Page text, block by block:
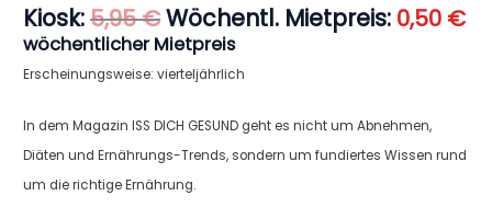
Kiosk:5,95€Wöchentl. Mietpreis: 0,50 €
wöchentlicher Mietpreis
Erscheinungsweise: vierteljährlich
In dem Magazin ISS DICH GESUND geht es nicht um Abnehmen,
Diäten und Ernährungs-Trends, sondern um fundiertes Wissen rund
um die richtige Ernährung.